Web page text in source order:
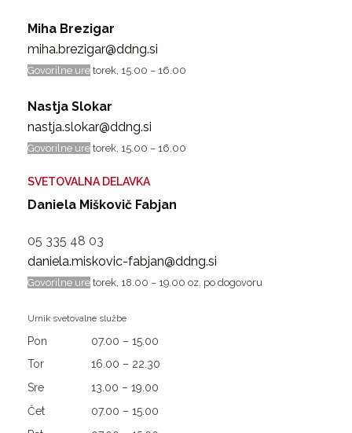
Miha Brezigar
miha.brezigar@ddng.si
Govorilne ure torek, 15.00 – 16.00
Nastja Slokar
nastja.slokar@ddng.si
Govorilne ure torek, 15.00 – 16.00
SVETOVALNA DELAVKA
Daniela Miškovič Fabjan
05 335 48 03
daniela.miskovic-fabjan@ddng.si
Govorilne ure torek, 18.00 – 19.00 oz. po dogovoru
Urnik svetovalne službe
Pon
07.00 – 15.00
Tor
16.00 – 22.30
Sre
13.00 – 19.00
Čet
07.00 – 15.00